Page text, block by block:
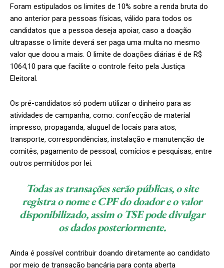
Foram estipulados os limites de 10% sobre a renda bruta do
ano anterior para pessoas físicas, válido para todos os
candidatos que a pessoa deseja apoiar, caso a doação
ultrapasse o limite deverá ser paga uma multa no mesmo
valor que doou a mais. O limite de doações diárias é de R$
1064,10 para que facilite o controle feito pela Justiça
Eleitoral.
Os pré-candidatos só podem utilizar o dinheiro para as
atividades de campanha, como: confecção de material
impresso, propaganda, aluguel de locais para atos,
transporte, correspondências, instalação e manutenção de
comitês, pagamento de pessoal, comícios e pesquisas, entre
outros permitidos por lei.
Todas as transações serão públicas, o site
registra o nome e CPF do doador e o valor
disponibilizado, assim o TSE pode divulgar
os dados posteriormente.
Ainda é possível contribuir doando diretamente ao candidato
por meio de transação bancária para conta aberta